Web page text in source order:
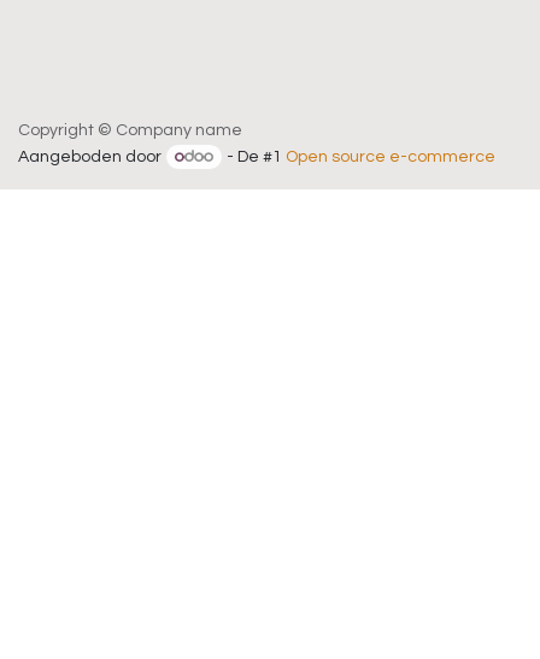
Copyright © Company name
Aangeboden door
- De #1 Open source e-commerce